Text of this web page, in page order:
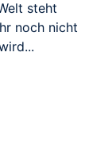
steht
noch nicht